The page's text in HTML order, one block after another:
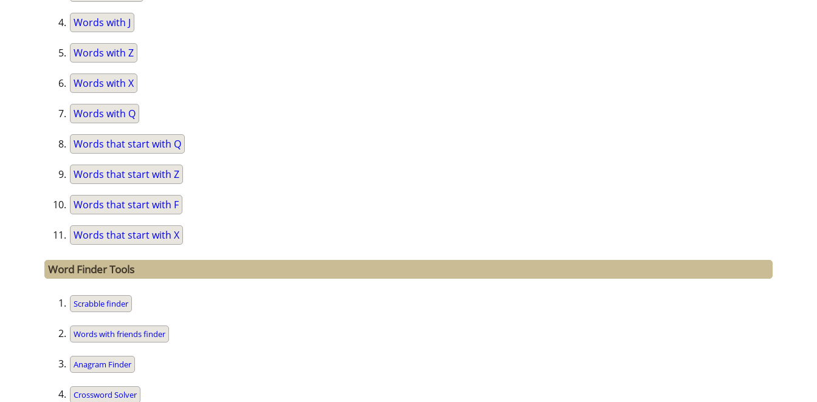
Words with J
Words with Z
Words with X
Words with Q
Words that start with Q
Words that start with Z
Words that start with F
Words that start with X
Word Finder Tools
Scrabble finder
Words with friends finder
Anagram Finder
Crossword Solver